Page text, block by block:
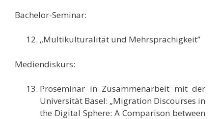
Bachelor-Seminar:
„Multikulturalität und Mehrsprachigkeit”
Mediendiskurs:
Proseminar in Zusammenarbeit mit der
Universität Basel: „Migration Discourses in
the Digital Sphere: A Comparison between